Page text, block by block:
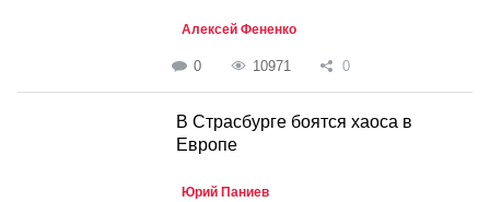
Алексей Фененко
0 10971 0
В Страсбурге боятся хаоса в
Европе
Юрий Паниев